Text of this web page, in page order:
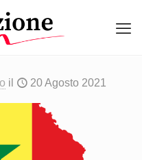
il 20 Agosto 2021